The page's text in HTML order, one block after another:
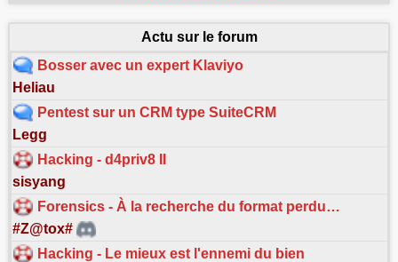
Actu sur le forum
Bosser avec un expert Klaviyo
Heliau
Pentest sur un CRM type SuiteCRM
Legg
Hacking - d4priv8 II
sisyang
Forensics - À la recherche du format perdu…
#Z@tox#
Hacking - Le mieux est l'ennemi du bien